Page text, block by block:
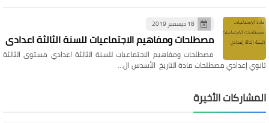
18 ديسمبر 2019
مصطلحات ومفاهيم الاجتماعيات للسنة الثالثة اعدادي
مصطلحات ومفاهيم الاجتماعيات للسنة الثالثة اعدادي مستوى الثالثة
ثانوي إعدادي مصطلحات مادة التاريخ الأسدس ال…
المشاركات الأخيرة